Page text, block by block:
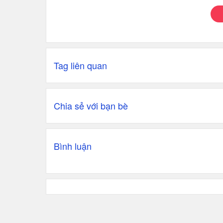
Tag liên quan
Chia sẻ với bạn bè
Bình luận